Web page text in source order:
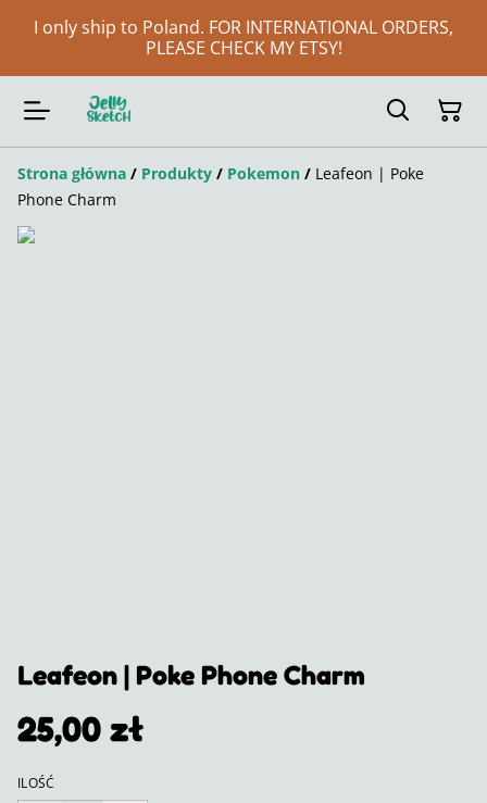
I only ship to Poland. FOR INTERNATIONAL ORDERS,
PLEASE CHECK MY ETSY!
Strona główna / Produkty / Pokemon / Leafeon | Poke
Phone Charm
Leafeon | Poke Phone Charm
25,00 zł
ILOŚĆ